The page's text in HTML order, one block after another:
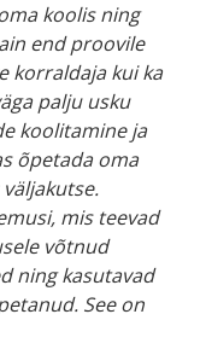
koolis ning
end proovile
korraldaja kui ka
palju usku
koolitamine ja
õpetada oma
mis teevad
võtnud
ning kasutavad
See on